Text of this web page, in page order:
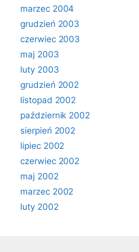
marzec 2004
grudzień 2003
czerwiec 2003
maj 2003
luty 2003
grudzień 2002
listopad 2002
październik 2002
sierpień 2002
lipiec 2002
czerwiec 2002
maj 2002
marzec 2002
luty 2002